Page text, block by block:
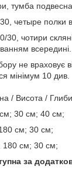
тумба
четыре полки
30, чотири скляні
всередині.
не враховує
мінімум 10 див.
/ Висота /
30 см; 40 см;
см; 30 см;
180 см; 30 см;
за